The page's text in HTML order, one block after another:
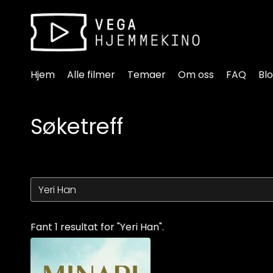
Tilgjengelighetslenker
Hjem Alle filmer Temaer Om oss FAQ
Søketreff
Fant 1 resultat for "Yeri Han".